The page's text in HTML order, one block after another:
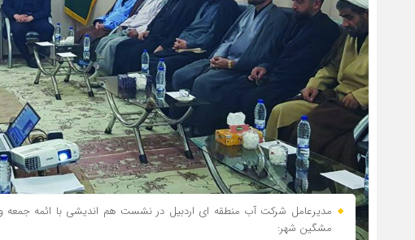
مدیرعامل شرکت آب منطقه ای اردبیل در نشست هم اندیشی با ائمه جمعه
مشگین شهر: